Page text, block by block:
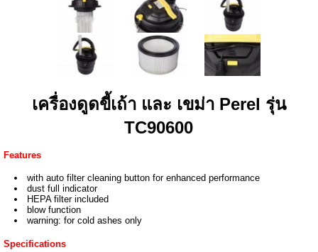
เครื่องดูดขี้เถ้า และ เขม่า Perel รุ่น
TC90600
Features
with auto filter cleaning button for enhanced performance
dust full indicator
HEPA filter included
blow function
warning: for cold ashes only
Specifications